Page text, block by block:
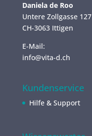
Daniela de Roo
Untere Zollgasse 127
CH-3063 Ittigen
E-Mail:
info@vita-d.ch
Kundenservice
Hilfe & Support